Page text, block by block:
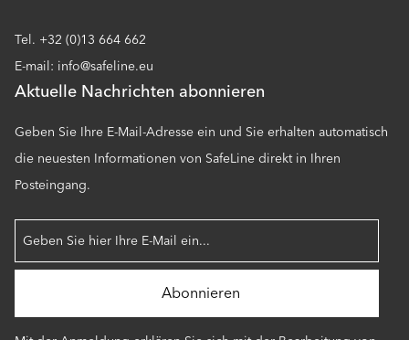
Tel. +32 (0)13 664 662
E-mail: info@safeline.eu
Aktuelle Nachrichten abonnieren
Geben Sie Ihre E-Mail-Adresse ein und Sie erhalten automatisch
die neuesten Informationen von SafeLine direkt in Ihren
Posteingang.